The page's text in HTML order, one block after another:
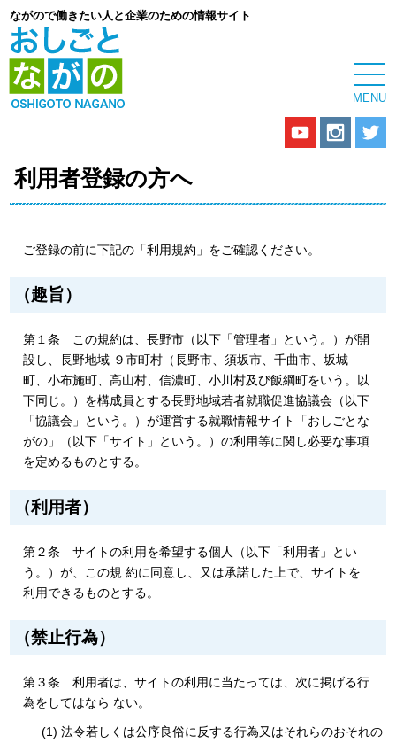
ながので働きたい人と企業のための情報サイト
利用者登録の方へ
ご登録の前に下記の「利用規約」をご確認ください。
（趣旨）
第１条 この規約は、長野市（以下「管理者」という。）が開
設し、長野地域 ９市町村（長野市、須坂市、千曲市、坂城
町、小布施町、高山村、信濃町、小川村及び飯綱町をいう。以
下同じ。）を構成員とする長野地域若者就職促進協議会（以下
「協議会」という。）が運営する就職情報サイト「おしごとな
がの」（以下「サイト」という。）の利用等に関し必要な事項
を定めるものとする。
（利用者）
第２条 サイトの利用を希望する個人（以下「利用者」とい
う。）が、この規 約に同意し、又は承諾した上で、サイトを
利用できるものとする。
（禁止行為）
第３条 利用者は、サイトの利用に当たっては、次に掲げる行
為をしてはなら ない。
(1) 法令若しくは公序良俗に反する行為又はそれらのおそれの